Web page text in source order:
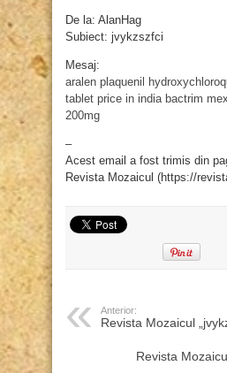
De la: AlanHag
Subiect: jvykzszfci
Mesaj:
aralen plaquenil
tablet price in india bactrim
200mg
–
Acest email a fost trimis din
Revista Mozaicul (https://
Anterior:
Revista Mozaicul
Revista